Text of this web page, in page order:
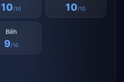
10/10 10/10
Běh
9/10